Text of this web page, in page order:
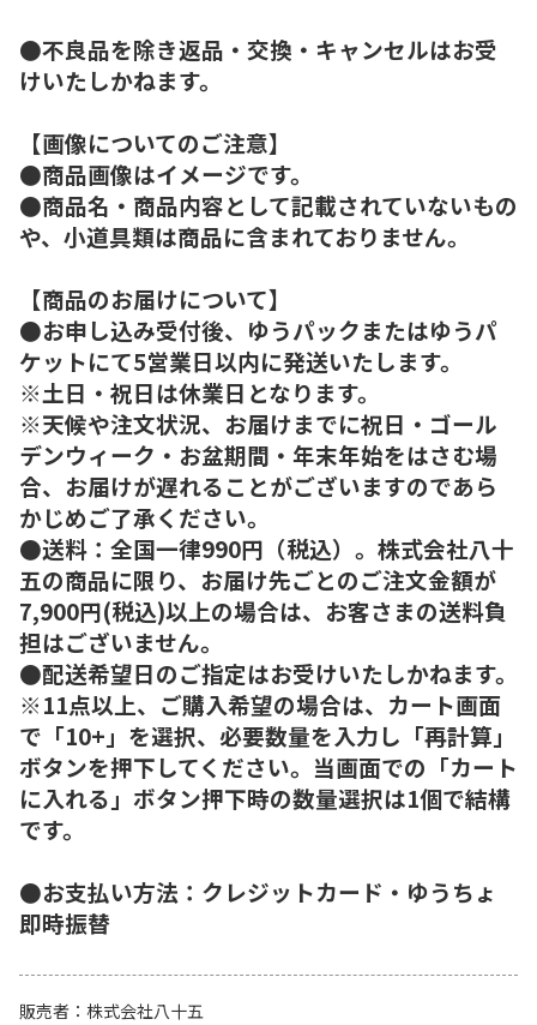
●不良品を除き返品・交換・キャンセルはお受
けいたしかねます。
【画像についてのご注意】
●商品画像はイメージです。
●商品名・商品内容として記載されていないもの
や、小道具類は商品に含まれておりません。
【商品のお届けについて】
●お申し込み受付後、ゆうパックまたはゆうパ
ケットにて5営業日以内に発送いたします。
※土日・祝日は休業日となります。
※天候や注文状況、お届けまでに祝日・ゴール
デンウィーク・お盆期間・年末年始をはさむ場
合、お届けが遅れることがございますのであら
かじめご了承ください。
●送料：全国一律990円（税込）。株式会社八十
五の商品に限り、お届け先ごとのご注文金額が
7,900円(税込)以上の場合は、お客さまの送料負
担はございません。
●配送希望日のご指定はお受けいたしかねます。
※11点以上、ご購入希望の場合は、カート画面
で「10+」を選択、必要数量を入力し「再計算」
ボタンを押下してください。当画面での「カート
に入れる」ボタン押下時の数量選択は1個で結構
です。
●お支払い方法：クレジットカード・ゆうちょ
即時振替
販売者
株式会社八十五